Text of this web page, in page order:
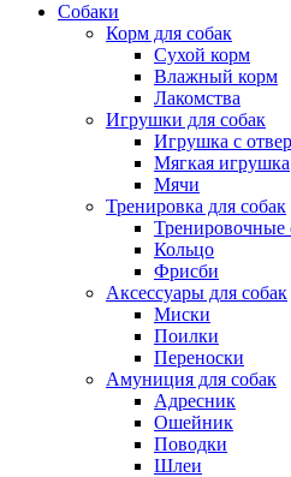
Собаки
Корм для собак
Сухой корм
Влажный корм
Лакомства
Игрушки для собак
Игрушка с
Мягкая игрушка
Мячи
Тренировка для собак
Тренировочные
Кольцо
Фрисби
Аксессуары для собак
Миски
Поилки
Переноски
Амуниция для собак
Адресник
Ошейник
Поводки
Шлеи